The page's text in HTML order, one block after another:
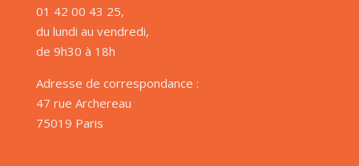
01 42 00 43 25,
du lundi au vendredi,
de 9h30 à 18h
Adresse de correspondance :
47 rue Archereau
75019 Paris